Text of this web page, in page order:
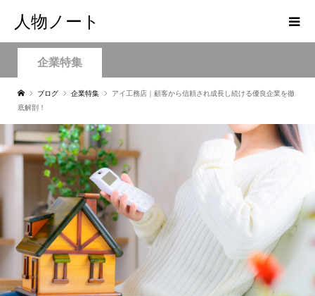
人物ノート
企業特集
ブログ 企業特集
アイ工務店｜顧客から信頼され成長し続ける優良企業を徹
底解剖！